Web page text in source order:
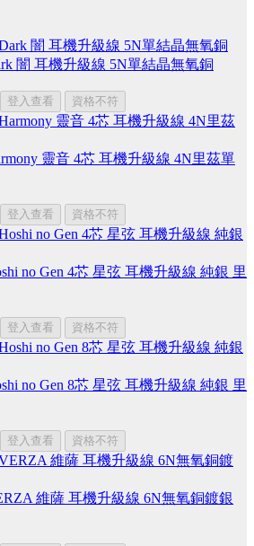
闇 耳機升級線 5N單結晶無氧銅
登入查看 資格不符
靈音 4芯 耳機升級線 4N里茲單
登入查看 資格不符
no Gen 4芯 星弦 耳機升級線 純銀 里
登入查看 資格不符
no Gen 8芯 星弦 耳機升級線 純銀 里
登入查看 資格不符
維薩 耳機升級線 6N無氧銅鍍銀